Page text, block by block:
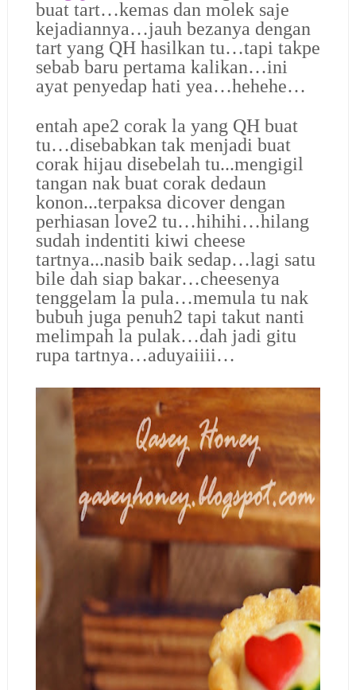
buat tart…kemas dan molek saje
kejadiannya…jauh bezanya dengan
tart yang QH hasilkan tu…tapi takpe
sebab baru pertama kalikan…ini
ayat penyedap hati yea…hehehe…
entah ape2 corak la yang QH buat
tu…disebabkan tak menjadi buat
corak hijau disebelah tu...mengigil
tangan nak buat corak dedaun
konon...terpaksa dicover dengan
perhiasan love2 tu…hihihi…hilang
sudah indentiti kiwi cheese
tartnya...nasib baik sedap…lagi satu
bile dah siap bakar…cheesenya
tenggelam la pula…memula tu nak
bubuh juga penuh2 tapi takut nanti
melimpah la pulak…dah jadi gitu
rupa tartnya…aduyaiiii…